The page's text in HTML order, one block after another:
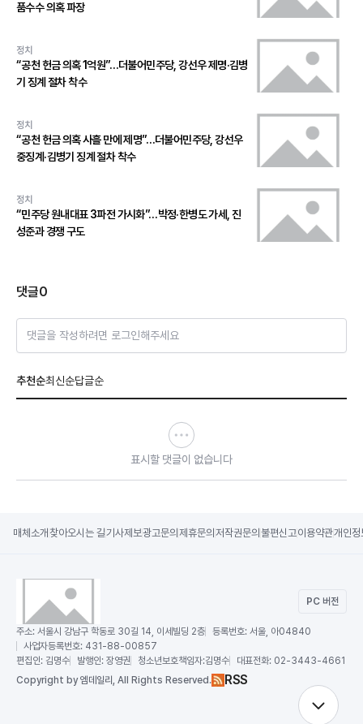
품수수 의혹 파장
정치
“공천 헌금 의혹 1억원”…더불어민주당, 강선우 제명·김병
기 징계 절차 착수
정치
“공천 헌금 의혹 사흘 만에 제명”…더불어민주당, 강선우
중징계·김병기 징계 절차 착수
정치
“민주당 원내대표 3파전 가시화”…박정·한병도 가세, 진
성준과 경쟁 구도
댓글0
댓글을 작성하려면 로그인해주세요
추천순최신순답글순
표시할 댓글이 없습니다
매체소개 찾아오시는 길기사제보광고문의 제휴문의 저작권문의 불편신고이용약관개인정
PC 버전
주소: 서울시 강남구 학동로 30길 14, 이세빌딩 2층 등록번호: 서울, 아04840
사업자등록번호: 431-88-00857
편집인: 김명수 발행인: 장영권 청소년보호책임자:김명수 대표전화: 02-3443-4661
Copyright by 엠데일리, All Rights Reserved. RSS